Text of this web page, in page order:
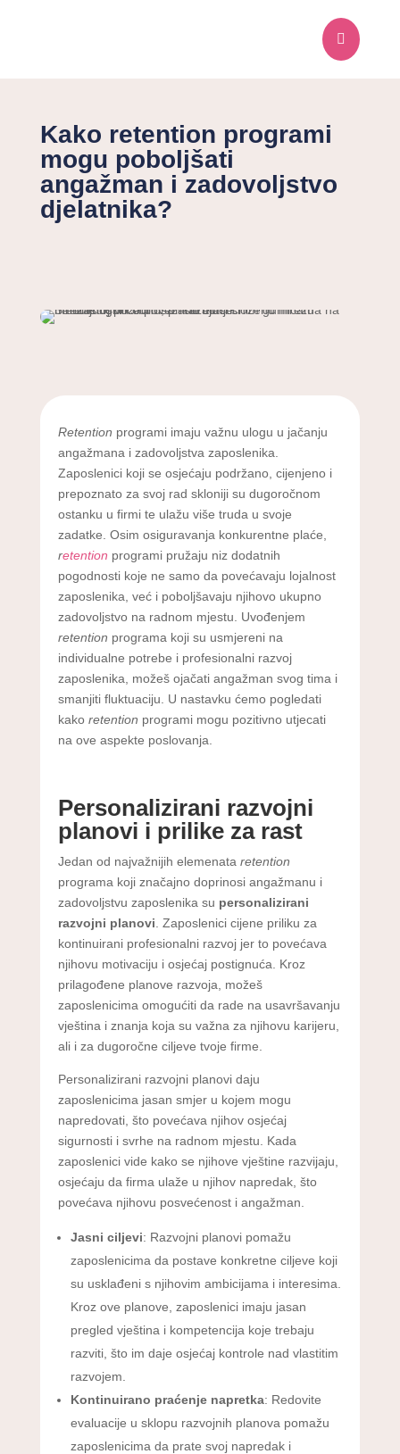

Kako retention programi
mogu poboljšati
angažman i zadovoljstvo
djelatnika?
Retention programi imaju važnu ulogu u jačanju
angažmana i zadovoljstva zaposlenika.
Zaposlenici koji se osjećaju podržano, cijenjeno i
prepoznato za svoj rad skloniji su dugoročnom
ostanku u firmi te ulažu više truda u svoje
zadatke. Osim osiguravanja konkurentne plaće,
retention programi pružaju niz dodatnih
pogodnosti koje ne samo da povećavaju lojalnost
zaposlenika, već i poboljšavaju njihovo ukupno
zadovoljstvo na radnom mjestu. Uvođenjem
retention programa koji su usmjereni na
individualne potrebe i profesionalni razvoj
zaposlenika, možeš ojačati angažman svog tima i
smanjiti fluktuaciju. U nastavku ćemo pogledati
kako retention programi mogu pozitivno utjecati
na ove aspekte poslovanja.
Personalizirani razvojni
planovi i prilike za rast
Jedan od najvažnijih elemenata retention
programa koji značajno doprinosi angažmanu i
zadovoljstvu zaposlenika su personalizirani
razvojni planovi . Zaposlenici cijene priliku za
kontinuirani profesionalni razvoj jer to povećava
njihovu motivaciju i osjećaj postignuća. Kroz
prilagođene planove razvoja, možeš
zaposlenicima omogućiti da rade na usavršavanju
vještina i znanja koja su važna za njihovu karijeru,
ali i za dugoročne ciljeve tvoje firme.
Personalizirani razvojni planovi daju
zaposlenicima jasan smjer u kojem mogu
napredovati, što povećava njihov osjećaj
sigurnosti i svrhe na radnom mjestu. Kada
zaposlenici vide kako se njihove vještine razvijaju,
osjećaju da firma ulaže u njihov napredak, što
povećava njihovu posvećenost i angažman.
Jasni ciljevi: Razvojni planovi pomažu
zaposlenicima da postave konkretne ciljeve koji
su usklađeni s njihovim ambicijama i interesima.
Kroz ove planove, zaposlenici imaju jasan
pregled vještina i kompetencija koje trebaju
razviti, što im daje osjećaj kontrole nad vlastitim
razvojem.
Kontinuirano praćenje napretka: Redovite
evaluacije u sklopu razvojnih planova pomažu
zaposlenicima da prate svoj napredak i